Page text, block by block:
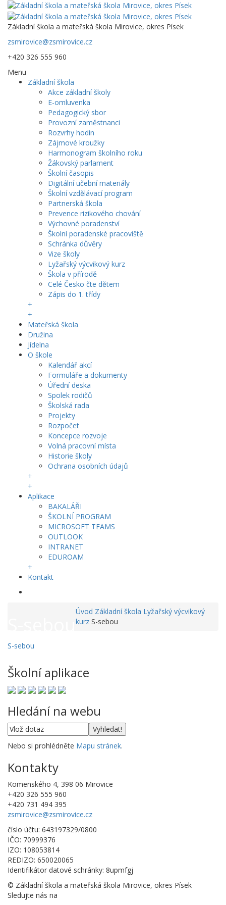
Základní škola a mateřská škola Mirovice, okres Písek
zsmirovice@zsmirovice.cz
+420 326 555 960
Menu
Základní škola
Akce základní školy
E-omluvenka
Pedagogický sbor
Provozní zaměstnanci
Rozvrhy hodin
Zájmové kroužky
Harmonogram školního roku
Žákovský parlament
Školní časopis
Digitální učební materiály
Školní vzdělávací program
Partnerská škola
Prevence rizikového chování
Výchovné poradenství
Školní poradenské pracoviště
Schránka důvěry
Vize školy
Lyžařský výcvikový kurz
Škola v přírodě
Celé Česko čte dětem
Zápis do 1. třídy
+
+
Mateřská škola
Družina
Jídelna
O škole
Kalendář akcí
Formuláře a dokumenty
Úřední deska
Spolek rodičů
Školská rada
Projekty
Rozpočet
Koncepce rozvoje
Volná pracovní místa
Historie školy
Ochrana osobních údajů
+
+
Aplikace
BAKALÁŘI
ŠKOLNÍ PROGRAM
MICROSOFT TEAMS
OUTLOOK
INTRANET
EDUROAM
+
Kontakt
Úvod Základní škola Lyžařský výcvikový
kurz S-sebou
S-sebou
Školní aplikace
Hledání na webu
Nebo si prohlédněte Mapu stránek.
Kontakty
Komenského 4, 398 06 Mirovice
+420 326 555 960
+420 731 494 395
zsmirovice@zsmirovice.cz
číslo účtu: 643197329/0800
IČO: 70999376
IZO: 108053814
REDIZO: 650020065
Identifikátor datové schránky: 8upmfgj
© Základní škola a mateřská škola Mirovice, okres Písek
Sledujte nás na